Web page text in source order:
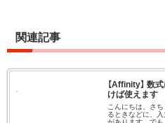
関連記事
【Affinity】 数
けば使えます
こんにちは、さち
るときなどに、入